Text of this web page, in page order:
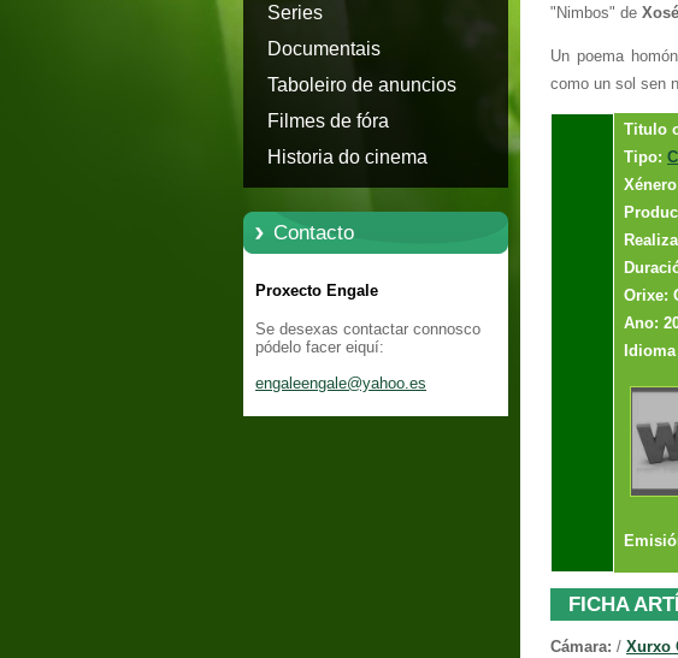
Series
Documentais
Taboleiro de anuncios
Filmes de fóra
Historia do cinema
Contacto
Proxecto Engale
Se desexas contactar connosco
pódelo facer eiquí:
engaleengale@yahoo.es
"Nimbos" de
Un poema
como un sol sen
Titulo
Tipo:
Orixe:
Ano:
FICHA
Cámara: / Xurxo